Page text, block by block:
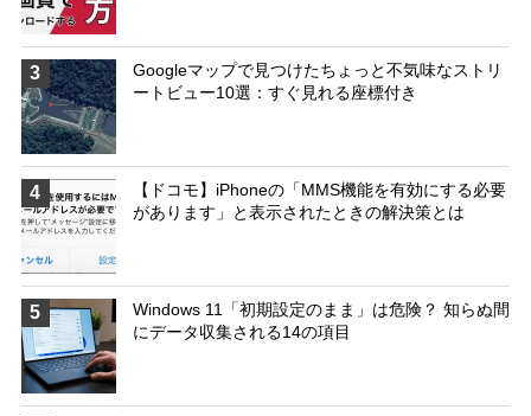
3
Googleマップで見つけたちょっと不気味なストリ
ートビュー10選：すぐ見れる座標付き
4
【ドコモ】iPhoneの「MMS機能を有効にする必要
があります」と表示されたときの解決策とは
5
Windows 11「初期設定のまま」は危険？ 知らぬ間
にデータ収集される14の項目